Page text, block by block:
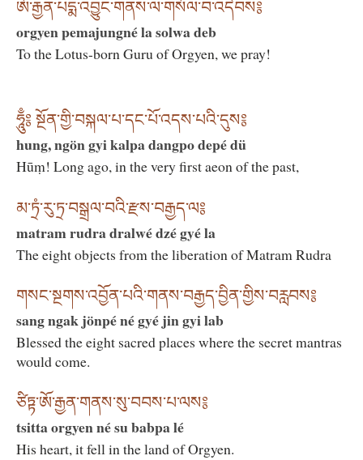
ཨོ་རྒྱན་པདྨ་འབྱུང་གནས་ལ་གསོལ་བ་འདེབས༔
orgyen pemajungné la solwa deb
To the Lotus-born Guru of Orgyen, we pray!
ཧཱུྃ༔ སྔོན་གྱི་བསྐལ་པ་དང་པོ་འདས་པའི་དུས༔
hung, ngön gyi kalpa dangpo depé dü
Hūṃ! Long ago, in the very first aeon of the past,
མ་ཏྲཾ་རུ་ཏྲ་བསྒྲལ་བའི་རྫས་བརྒྱད་ལ༔
matram rudra dralwé dzé gyé la
The eight objects from the liberation of Matram Rudra
གསང་སྔགས་འབྱོན་པའི་གནས་བརྒྱད་བྱིན་གྱིས་བརླབས༔
sang ngak jönpé né gyé jin gyi lab
Blessed the eight sacred places where the secret mantras
would come.
ཙིཏྟ་ཨོ་རྒྱན་གནས་སུ་བབས་པ་ལས༔
tsitta orgyen né su babpa lé
His heart, it fell in the land of Orgyen.